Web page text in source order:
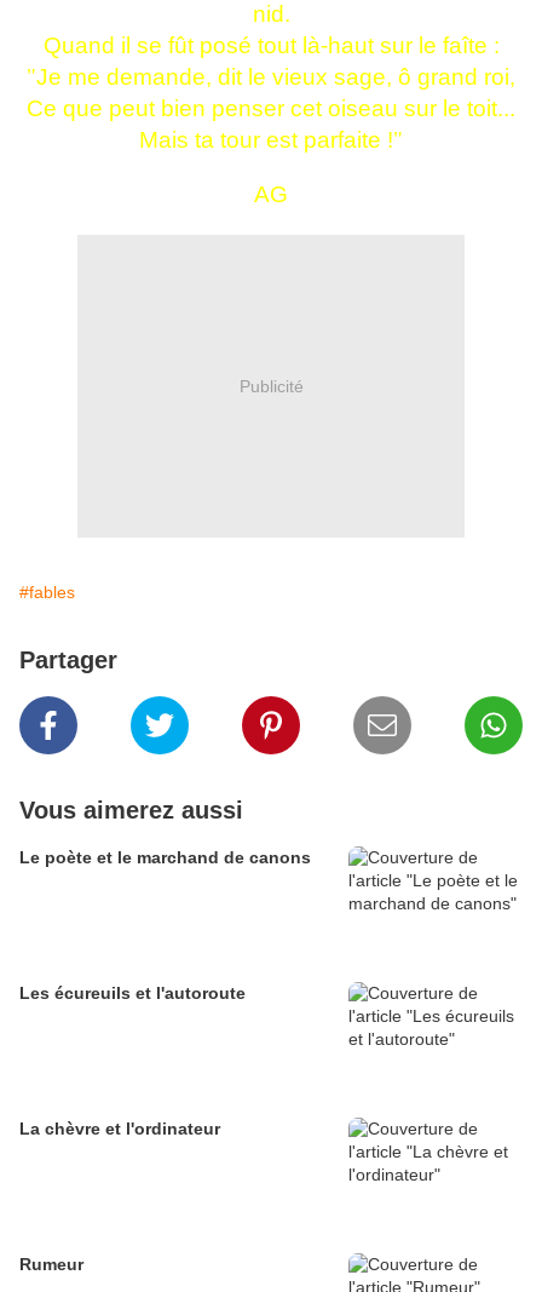
nid.
Quand il se fût posé tout là-haut sur le faîte :
"Je me demande, dit le vieux sage, ô grand roi,
Ce que peut bien penser cet oiseau sur le toit...
Mais ta tour est parfaite !"
AG
Publicité
#fables
Partager
Vous aimerez aussi
Le poète et le marchand de canons
Les écureuils et l'autoroute
La chèvre et l'ordinateur
Rumeur